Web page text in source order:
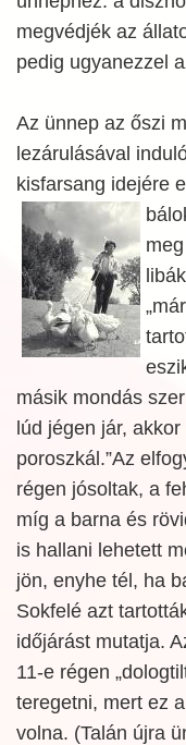
megvédjék az
pedig ugyanezzel
Az ünnep az őszi
lezárulásával
kisfarsang idejére
másik mondás
lúd jégen jár,
poroszkál.”Az
régen jósoltak, a
míg a barna és
is hallani lehetett
jön, enyhe tél, ha
Sokfelé azt
időjárást mutatja.
11-e régen
teregetni, mert ez
volna. (Talán újra